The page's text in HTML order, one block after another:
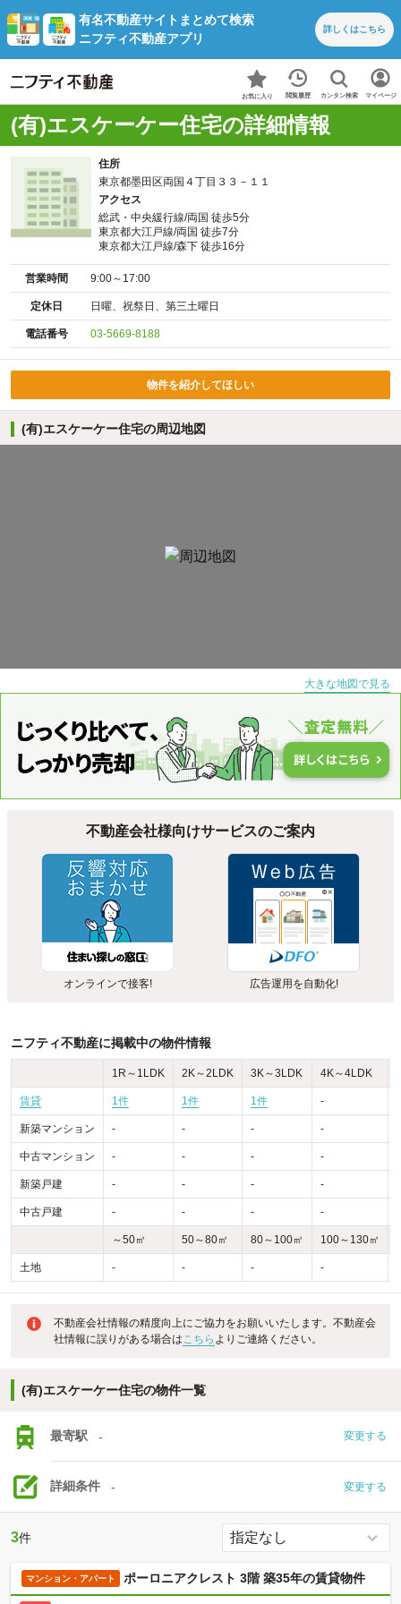
有名不動産サイトまとめて検索
ニフティ不動産アプリ
詳しくはこちら
お気に入り 閲覧履歴 カンタン検索 マイページ
(有)エスケーケー住宅の詳細情報
住所
東京都墨田区両国４丁目３３－１１
アクセス
総武・中央緩行線/両国 徒歩5分
東京都大江戸線/両国 徒歩7分
東京都大江戸線/森下 徒歩16分
営業時間 9:00～17:00
定休日 日曜、祝祭日、第三土曜日
電話番号 03-5669-8188
物件を紹介してほしい
(有)エスケーケー住宅の周辺地図
大きな地図で見る
不動産会社様向けサービスのご案内
オンラインで接客! 広告運用を自動化!
ニフティ不動産に掲載中の物件情報
1R～1LDK 2K～2LDK 3K～3LDK 4K～4LDK
賃貸 1件 1件 1件 -
新築マンション - - - -
中古マンション - - - -
新築戸建 - - - -
中古戸建 - - - -
～50㎡ 50～80㎡ 80～100㎡ 100～130㎡
土地 - - - -
不動産会社情報の精度向上にご協力をお願いいたします。不動産会
社情報に誤りがある場合はこちら よりご連絡ください。
(有)エスケーケー住宅の物件一覧
最寄駅 - 変更する
詳細条件 - 変更する
3件
マンション・アパート ポーロニアクレスト 3階 築35年の賃貸物件